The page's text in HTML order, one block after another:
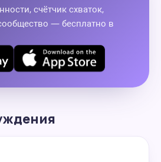
счётчик схваток,
— бесплатно в